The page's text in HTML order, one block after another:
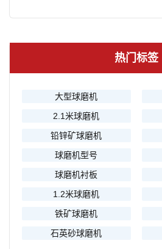
热门标签
大型球磨机
2.1米球磨机
铅锌矿球磨机
球磨机型号
球磨机衬板
1.2米球磨机
铁矿球磨机
石英砂球磨机